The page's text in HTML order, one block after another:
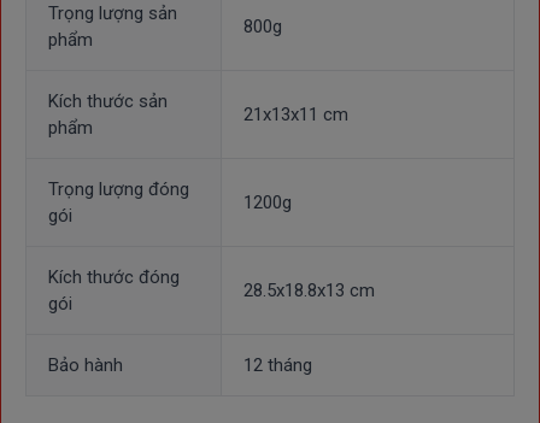
Trọng lượng sản
phẩm
800g
Kích thước sản
phẩm
21x13x11 cm
Trọng lượng đóng
gói
1200g
Kích thước đóng
gói
28.5x18.8x13 cm
Bảo hành 12 tháng